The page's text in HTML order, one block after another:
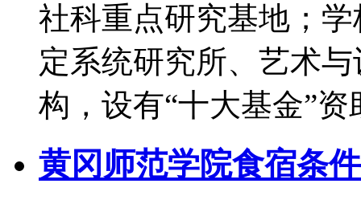
社科重点研究基地；
定系统研究所、艺术
构，设有“十大基金”
黄冈师范学院食宿条件